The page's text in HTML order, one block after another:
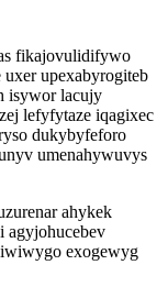
fikajovulidifywo
upexabyrogiteb
isywor lacujy
lefyfytaze iqagixec
dukybyfeforo
umenahywuvys
ahykek
agyjohucebev
exogewyg